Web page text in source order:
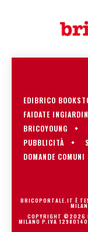
EDIBRICO
FAIDATE
BRICOYOUNG
PUBBLICITÀ
DOMANDE
BRICOPORTALE.IT È
COPYRIGHT ©2026
MILANO P.IVA